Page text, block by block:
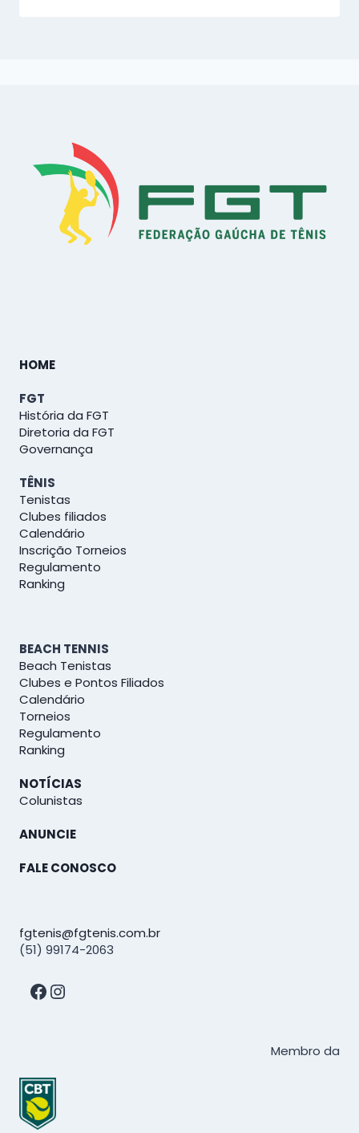
HOME
FGT
História da FGT
Diretoria da FGT
Governança
TÊNIS
Tenistas
Clubes filiados
Calendário
Inscrição Torneios
Regulamento
Ranking
BEACH TENNIS
Beach Tenistas
Clubes e Pontos Filiados
Calendário
Torneios
Regulamento
Ranking
NOTÍCIAS
Colunistas
ANUNCIE
FALE CONOSCO
fgtenis@fgtenis.com.br
(51) 99174-2063
Facebook
Instagram
Membro da